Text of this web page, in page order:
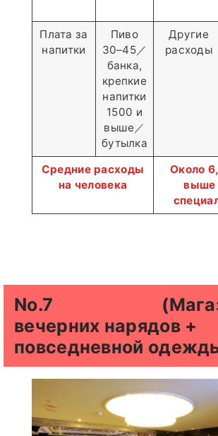
Плата за
напитки
Пиво
30–45／
банка,
крепкие
напитки
1500 и
выше／
бутылка
Другие
расходы
Средние расходы
на человека
Около
выше
No.7
вечерних нарядов +
повседневной